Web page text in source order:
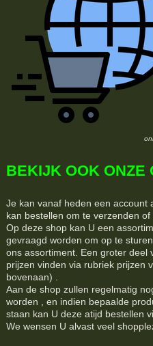
BEKIJK OOK ONZE
Je kan vanaf heden een account
kan bestellen om te verzenden of
Op deze shop kan U een
gevraagd worden om op te
ons assortiment. Een groter deel
prijzen vinden via rubriek prijzen
bovenaan) .
Aan de shop zullen regelmatig
worden , en indien bepaalde
staan kan U deze atijd bestellen
We wensen U alvast veel